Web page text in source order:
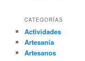
CATEGORÍAS
Actividades
Artesanía
Artesanos